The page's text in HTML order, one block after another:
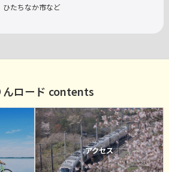
ひたちなか市など
んロード contents
アクセス